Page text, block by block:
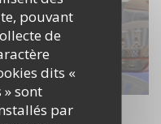
pouvant
de
dits «
» sont
par